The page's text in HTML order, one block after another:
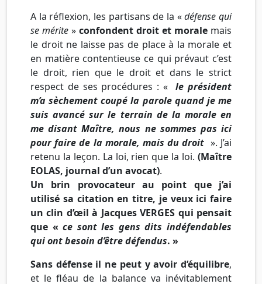
A la réflexion, les partisans de la «défense qui
se mérite » confondent droit et morale mais
le droit ne laisse pas de place à la morale et
en matière contentieuse ce qui prévaut c’est
le droit, rien que le droit et dans le strict
respect de ses procédures : «
le président
m’a sèchement coupé la parole quand je me
suis avancé sur le terrain de la morale en
me disant Maître, nous ne sommes pas ici
pour faire de la morale, mais du droit ». J’ai
retenu la leçon. La loi, rien que la loi. (Maître
EOLAS, journal d’un avocat).
Un brin provocateur au point que j’ai
utilisé sa citation en titre, je veux ici faire
un clin d’œil à Jacques VERGES qui pensait
que «ce sont les gens dits indéfendables
qui ont besoin d’être défendus. »
Sans défense il ne peut y avoir d’équilibre,
et le fléau de la balance va inévitablement